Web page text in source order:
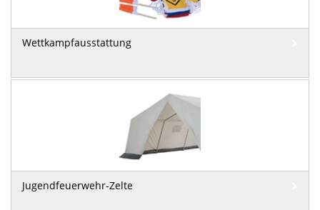
Wettkampfausstattung
Jugendfeuerwehr-Zelte